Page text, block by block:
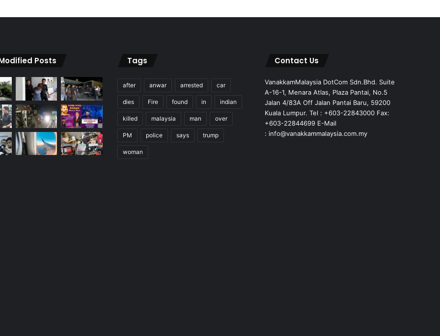
Posts Tags
after anwar arrested car
dies Fire found in indian
killed malaysia man over
PM police says trump
woman
Contact Us
VanakkamMalaysia DotCom Sdn.Bhd. Suite
A-16-1, Menara Atlas, Plaza Pantai, No.5
Jalan 4/83A Off Jalan Pantai Baru, 59200
Kuala Lumpur. Tel : +603-22843000 Fax:
+603-22844699 E-Mail
: info@vanakkammalaysia.com.my